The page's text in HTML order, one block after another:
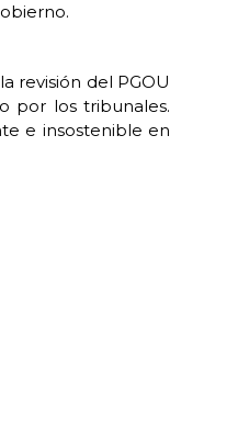
revisión del PGOU
por los tribunales.
e insostenible en